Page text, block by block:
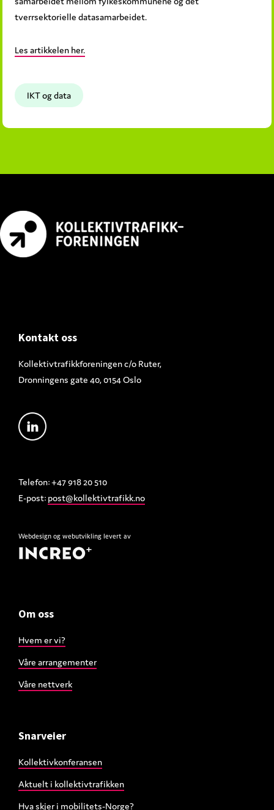
tverrsektorielle datasamarbeidet.
Les artikkelen her.
IKT og data
Footer
Kontakt oss
Kollektivtrafikkforeningen c/o Ruter,
Dronningens gate 40, 0154 Oslo
Telefon: +47 918 20 510
E-post: post@kollektivtrafikk.no
Webdesign og webutvikling levert av
Om oss
Hvem er vi?
Våre arrangementer
Våre nettverk
Snarveier
Kollektivkonferansen
Aktuelt i kollektivtrafikken
Hva skjer i mobilitets-Norge?